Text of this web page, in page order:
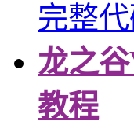
完整
龙之
教程